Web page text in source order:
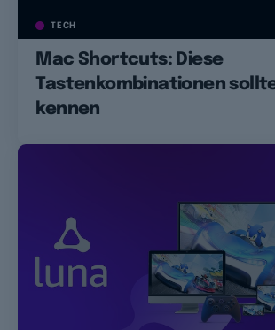
TECH
Mac Shortcuts: Diese
Tastenkombinationen
kennen